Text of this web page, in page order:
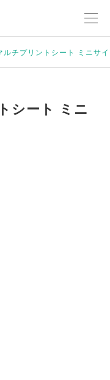
ルチプリントシート ミニサ
シート ミニ